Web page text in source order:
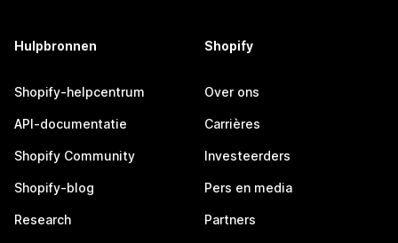
Hulpbronnen
Shopify-helpcentrum
API-documentatie
Shopify Community
Shopify-blog
Research
Shopify
Over ons
Carrières
Investeerders
Pers en media
Partners